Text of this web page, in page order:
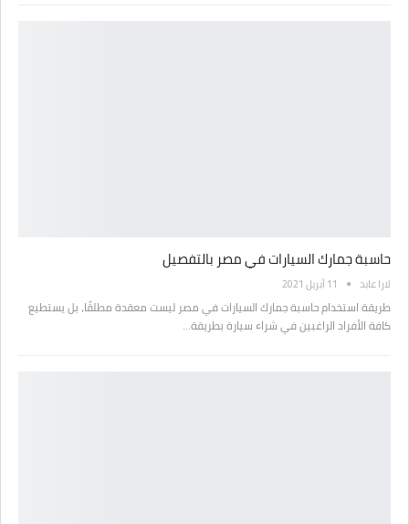
حاسبة جمارك السيارات في مصر بالتفصيل
لارا عابد 11 أبريل 2021
طريقة استخدام حاسبة جمارك السيارات في مصر ليست معقدة مطلقًا، بل يستطيع
كافة الأفراد الراغبين في شراء سيارة بطريقة…